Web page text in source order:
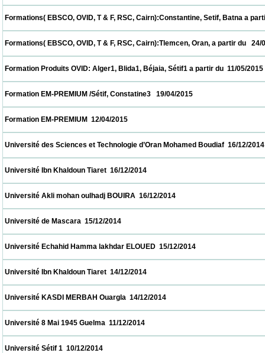
Formations( EBSCO, OVID, T & F, RSC, Cairn):Constantine, Setif,
Formations( EBSCO, OVID, T & F, RSC, Cairn):Tlemcen, Oran, a
Formation Produits OVID: Alger1, Blida1, Béjaia, Sétif1 a partir
Formation EM-PREMIUM /Sétif, Constatine3   19/04/2015
Formation EM-PREMIUM  12/04/2015
Université des Sciences et Technologie d’Oran Mohamed
Université Ibn Khaldoun Tiaret  16/12/2014
Université Akli mohan oulhadj BOUIRA  16/12/2014
Université de Mascara  15/12/2014
Université Echahid Hamma lakhdar ELOUED  15/12/2014
Université Ibn Khaldoun Tiaret  14/12/2014
Université KASDI MERBAH Ouargla  14/12/2014
Université 8 Mai 1945 Guelma  11/12/2014
Université Sétif 1  10/12/2014